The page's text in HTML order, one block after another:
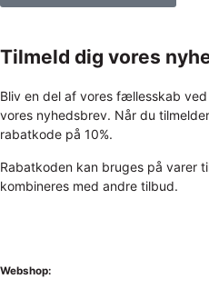
Tilmeld dig vores
Bliv en del af vores fællesskab
vores nyhedsbrev. Når du
rabatkode på 10%.
Rabatkoden kan bruges på varer
kombineres med andre tilbud.
Webshop: